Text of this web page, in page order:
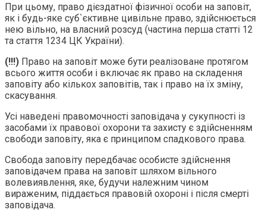
При цьому, право дієздатної фізичної особи на заповіт,
як і будь-яке суб`єктивне цивільне право, здійснюється
нею вільно, на власний розсуд (частина перша статті 12
та стаття 1234 ЦК України).
(!!!) Право на заповіт може бути реалізоване протягом
всього життя особи і включає як право на складення
заповіту або кількох заповітів, так і право на їх зміну,
скасування.
Усі наведені правомочності заповідача у сукупності із
засобами їх правової охорони та захисту є здійсненням
свободи заповіту, яка є принципом спадкового права.
Свобода заповіту передбачає особисте здійснення
заповідачем права на заповіт шляхом вільного
волевиявлення, яке, будучи належним чином
вираженим, піддається правовій охороні і після смерті
заповідача.